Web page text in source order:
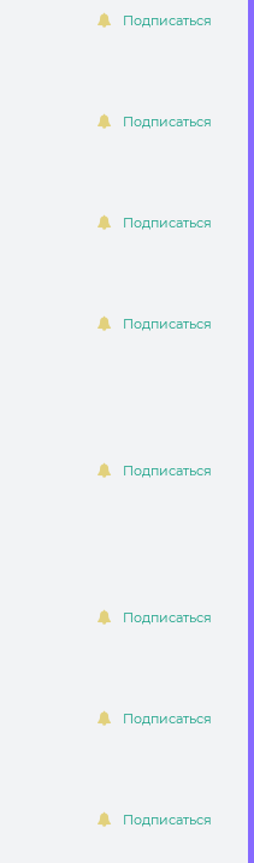
Подписаться
Подписаться
Подписаться
Подписаться
Подписаться
Подписаться
Подписаться
Подписаться